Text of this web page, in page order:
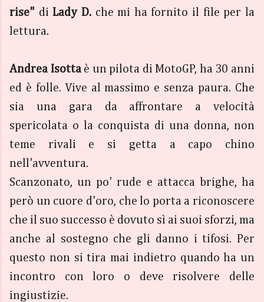
rise" di Lady D.che mi ha fornito il file per la
lettura.
Andrea Isottaè un pilota di MotoGP, ha 30 anni
ed è folle. Vive al massimo e senza paura. Che
sia una gara da affrontare a velocità
spericolata o la conquista di una donna, non
teme rivali e si getta a capo chino
nell'avventura.
Scanzonato, un po' rude e attacca brighe, ha
però un cuore d'oro, che lo porta a riconoscere
che il suo successo è dovuto sì ai suoi sforzi, ma
anche al sostegno che gli danno i tifosi. Per
questo non si tira mai indietro quando ha un
incontro con loro o deve risolvere delle
ingiustizie.